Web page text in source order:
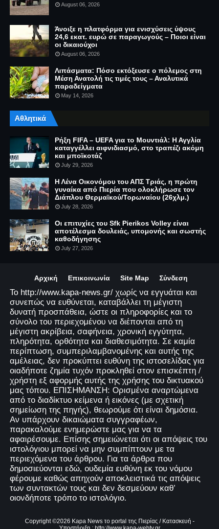
August 06, 2026
Άνοιξε η πλατφόρμα για ενισχύσεις ύψους
24,6 εκατ. ευρώ σε παραγωγούς – Ποιοι είναι
οι δικαιούχοι
August 06, 2026
Λιπάσματα: Πόσο εκτόξευσε ο πόλεμος στη
Μέση Ανατολή τις τιμές τους – Αναλυτικά
παραδείγματα
May 14, 2026
Αθλητικά
Ρήξη FIFA – UEFA για το Μουντιάλ: Η Αγγλία
καταγγέλλει αιφνιδιασμό, στο τραπέζι ακόμη
και μποϊκοτάζ
July 29, 2026
Η Λένα Οικονόμου του ΑΠΣ Τριάς, η πρώτη
γυναίκα από Πιερία που ολοκλήρωσε τον
Διάπλου Θερμαϊκού/Τορωναίου (26χλμ.)
July 28, 2026
Οι επιτυχίες του Sfk Pierikos Volley είναι
αποτέλεσμα δουλειάς, υπομονής και σωστής
καθοδήγησης
July 27, 2026
Αρχική Επικοινωνία Site Map Σύνδεση
Το http://www.kapa-news.gr/ χωρίς να εγγυάται και
συνεπώς να ευθύνεται, καταβάλλει τη μέγιστη
δυνατή προσπάθεια, ώστε οι πληροφορίες και το
σύνολο του περιεχομένου να διέπονται από τη
μέγιστη ακρίβεια, σαφήνεια, χρονική εγγύτητα,
πληρότητα, ορθότητα και διαθεσιμότητα. Σε καμία
περίπτωση, συμπεριλαμβανομένης και αυτής της
αμέλειας, δεν προκύπτει ευθύνη της ιστοσελίδας για
οιαδήποτε ζημία τυχόν προκληθεί στον επισκέπτη /
χρήστη εξ αφορμής αυτής της χρήσης του δικτυακού
μας τόπου. ΕΠΙΣΗΜΑΝΣΗ: Ορισμένα αναρτώμενα
από το διαδίκτυο κείμενα ή εικόνες (με σχετική
σημείωση της πηγής), θεωρούμε ότι είναι δημόσια.
Αν υπάρχουν δικαιώματα συγγραφέων,
παρακαλούμε ενημερώστε μας για να τα
αφαιρέσουμε. Επίσης σημειώνεται ότι οι απόψεις του
ιστολόγιου μπορεί να μην συμπίπτουν με τα
περιεχόμενα του άρθρου. Για τα άρθρα που
δημοσιεύονται εδώ, ουδεμία ευθύνη εκ του νόμου
φέρουμε καθώς απηχούν αποκλειστικά τις απόψεις
των συντακτών τους και δεν δεσμεύουν καθ’
οιονδήποτε τρόπο το ιστολόγιο.
Copyright ©2026 Kapa News το portal της Πιερίας / Κατασκευή -